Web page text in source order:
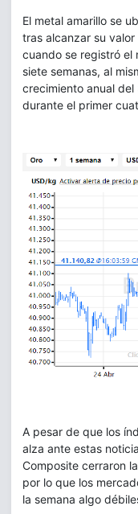
El metal amarillo se
tras alcanzar su
cuando se registró el
siete semanas, al
crecimiento anual del
durante el primer
A pesar de que los
alza ante estas
Composite cerraron
por lo que los
la semana algo